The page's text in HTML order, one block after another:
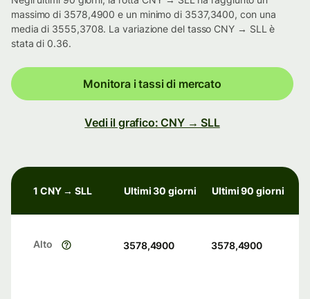
massimo di 3578,4900 e un minimo di 3537,3400, con una
media di 3555,3708. La variazione del tasso CNY → SLL è
stata di 0.36.
Monitora i tassi di mercato
Vedi il grafico: CNY → SLL
1 CNY → SLL Ultimi 30 giorni Ultimi 90 giorni
Alto 3578,4900 3578,4900